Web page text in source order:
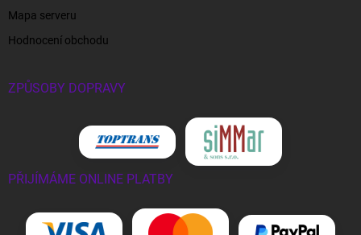
Mapa serveru
Hodnocení obchodu
ZPŮSOBY DOPRAVY
PŘIJÍMÁME ONLINE PLATBY